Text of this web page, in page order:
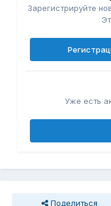
Зарегистрируйте
Уже есть
Поделиться